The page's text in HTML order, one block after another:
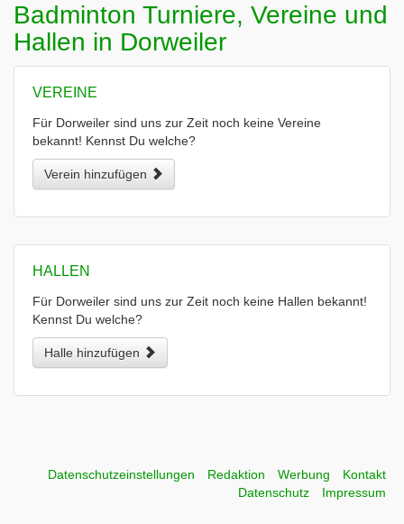
Badminton Turniere, Vereine und
Hallen in Dorweiler
VEREINE
Für Dorweiler sind uns zur Zeit noch keine Vereine
bekannt! Kennst Du welche?
Verein hinzufügen
HALLEN
Für Dorweiler sind uns zur Zeit noch keine Hallen bekannt!
Kennst Du welche?
Halle hinzufügen
Datenschutzeinstellungen Redaktion Werbung
Kontakt
Datenschutz
Impressum